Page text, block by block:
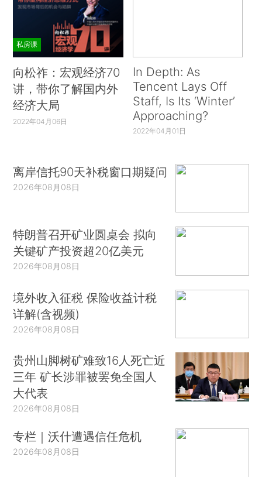
私房课
向松祚：宏观经济70
讲，带你了解国内外
经济大局
2022年04月06日
In Depth: As
Tencent Lays Off
Staff, Is Its ‘Winter’
Approaching?
2022年04月01日
离岸信托90天补税窗口期疑问
2026年08月08日
特朗普召开矿业圆桌会 拟向
关键矿产投资超20亿美元
2026年08月08日
境外收入征税 保险收益计税
详解(含视频)
2026年08月08日
贵州山脚树矿难致16人死亡近
三年 矿长涉罪被罢免全国人
大代表
2026年08月08日
专栏｜沃什遭遇信任危机
2026年08月08日